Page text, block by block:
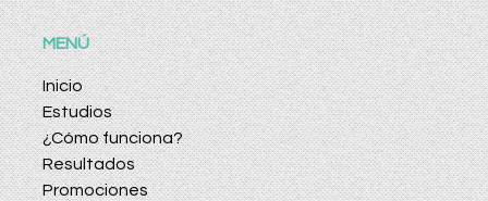
MENÚ
Inicio
Estudios
¿Cómo funciona?
Resultados
Promociones